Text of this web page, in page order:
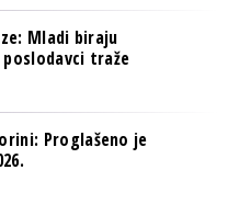
Mladi biraju
traže
Proglašeno je